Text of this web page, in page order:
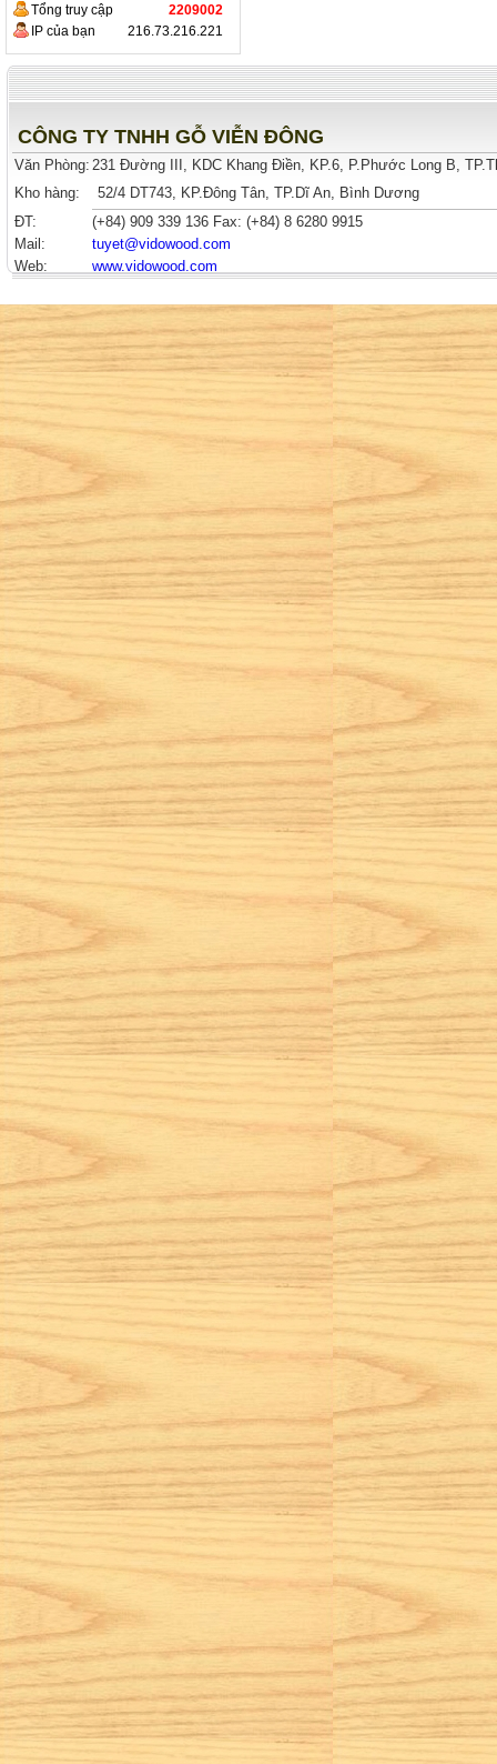
Tổng truy cập
2209002
IP của bạn
216.73.216.221
CÔNG TY TNHH GỖ VIỄN ĐÔNG
Văn Phòng: 231 Đường III, KDC Khang Điền, KP.6, P.Phước Long B,
Kho hàng:
52/4 DT743, KP.Đông Tân, TP.Dĩ An, Bình Dương
ĐT:
(+84) 909 339 136 Fax: (+84) 8 6280 9915
Mail:
tuyet@vidowood.com
Web:
www.vidowood.com